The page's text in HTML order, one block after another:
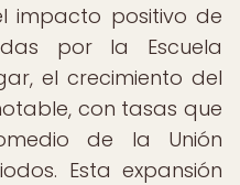
impacto positivo de
por la Escuela
el crecimiento del
con tasas que
de la Unión
Esta expansión